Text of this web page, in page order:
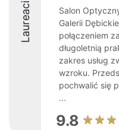
Laureaci
Salon
Galerii
połączeniem
długoletnią
zakres usług
wzroku.
pochwalić się
...
9.8